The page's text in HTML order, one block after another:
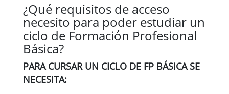
¿Qué requisitos de acceso
necesito para poder estudiar un
ciclo de Formación Profesional
Básica?
PARA CURSAR UN CICLO DE FP BÁSICA SE
NECESITA: